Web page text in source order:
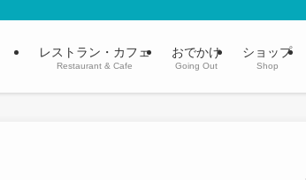
レストラン・カフェ
Restaurant & Cafe
おでかけ
Going Out
ショップ
Shop